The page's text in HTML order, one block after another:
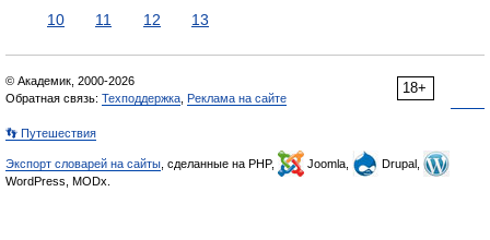
10
11 12 13
18+
© Академик, 2000-2026
Обратная связь: Техподдержка Реклама на сайте
👣 Путешествия
Экспорт словарей на сайты , сделанные на PHP, Joomla,
Drupal,
WordPress, MODx.